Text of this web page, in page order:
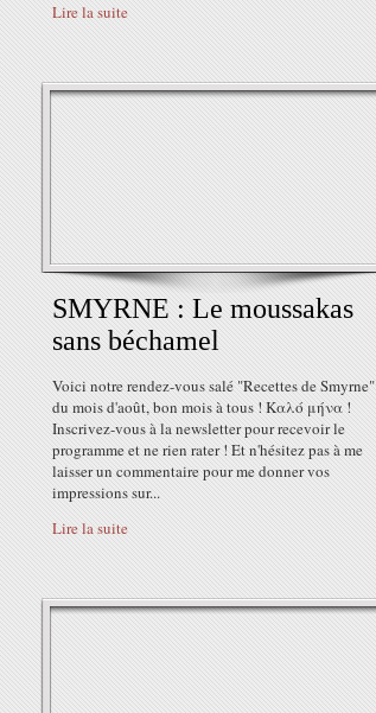
Lire la suite
SMYRNE : Le moussakas
sans béchamel
Voici notre rendez-vous salé "Recettes de Smyrne"
du mois d'août, bon mois à tous ! Καλό μήνα !
Inscrivez-vous à la newsletter pour recevoir le
programme et ne rien rater ! Et n'hésitez pas à me
laisser un commentaire pour me donner vos
impressions sur...
Lire la suite